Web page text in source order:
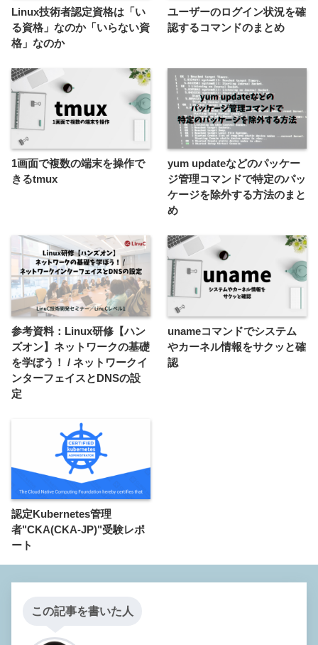
Linux技術者認定資格は「い
る資格」なのか「いらない資
格」なのか
ユーザーのログイン状況を確
認するコマンドのまとめ
1画面で複数の端末を操作で
きるtmux
yum updateなどのパッケー
ジ管理コマンドで特定のパッ
ケージを除外する方法のまと
め
参考資料：Linux研修【ハン
ズオン】ネットワークの基礎
を学ぼう！ / ネットワークイ
ンターフェイスとDNSの設
定
unameコマンドでシステム
やカーネル情報をサクッと確
認
認定Kubernetes管理
者"CKA(CKA-JP)"受験レポ
ート
この記事を書いた人